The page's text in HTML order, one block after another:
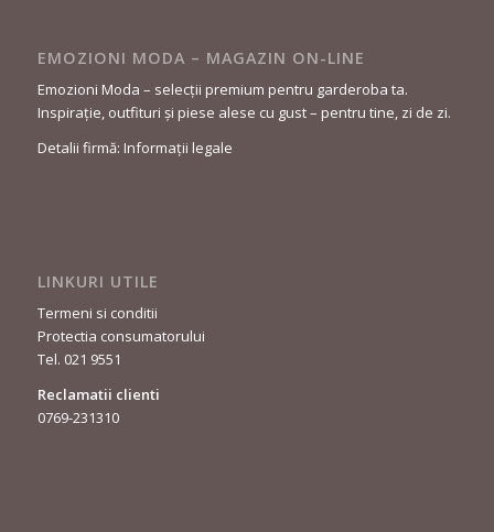
EMOZIONI MODA – MAGAZIN ON-LINE
Emozioni Moda – selecții premium pentru garderoba ta.
Inspirație, outfituri și piese alese cu gust – pentru tine, zi de zi.
Detalii firmă: Informații legale
LINKURI UTILE
Termeni si conditii
Protectia consumatorului
Tel. 021 9551
Reclamatii clienti
0769-231310